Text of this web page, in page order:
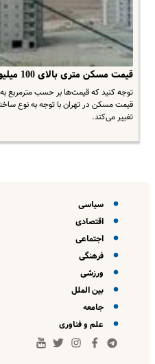
قیمت مسکن متری بالای 100 میلیون
توجه کنید که قیمت‌ها بر حسب مترمربع
قیمت مسکن در تهران با توجه به نوع
تغییر می‌کند.
سیاسی
اقتصادی
اجتماعی
فرهنگی
ورزشی
بین الملل
جامعه
علم و فناوری